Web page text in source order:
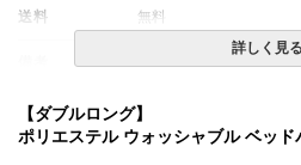
送料 無料
・タンブラー乾燥機の
・配送日指定OK！
※北海道・沖縄・離島等
発生する場合がございま
詳しく見る
【ダブルロング】
ポリエステル ウォッシャブル ベッド